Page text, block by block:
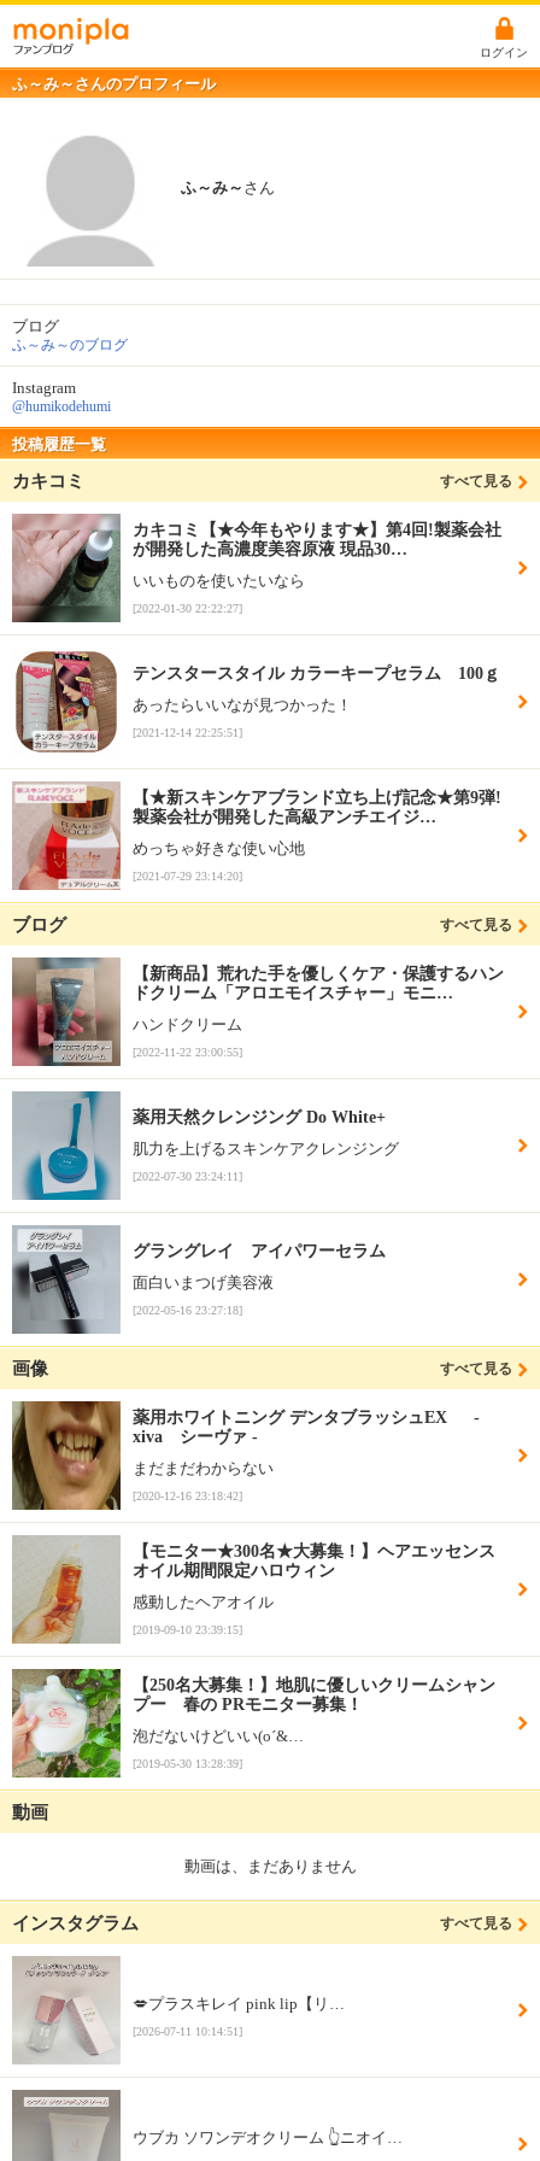
ログイン
ふ～み～さんのプロフィール
ふ～み～ さん
ブログ
ふ～み～のブログ
Instagram
@humikodehumi
投稿履歴一覧
カキコミ すべて見る
カキコミ【★今年もやります★】第4回!製薬会社
が開発した高濃度美容原液 現品30…
いいものを使いたいなら
[2022-01-30 22:22:27]
テンスタースタイル カラーキープセラム 100ｇ
あったらいいなが見つかった！
[2021-12-14 22:25:51]
【★新スキンケアブランド立ち上げ記念★第9弾!
製薬会社が開発した高級アンチエイジ…
めっちゃ好きな使い心地
[2021-07-29 23:14:20]
ブログ すべて見る
【新商品】荒れた手を優しくケア・保護するハン
ドクリーム「アロエモイスチャー」モニ…
ハンドクリーム
[2022-11-22 23:00:55]
薬用天然クレンジング Do White+
肌力を上げるスキンケアクレンジング
[2022-07-30 23:24:11]
グラングレイ アイパワーセラム
面白いまつげ美容液
[2022-05-16 23:27:18]
画像 すべて見る
薬用ホワイトニング デンタブラッシュEX -
xiva シーヴァ -
まだまだわからない
[2020-12-16 23:18:42]
【モニター★300名★大募集！】ヘアエッセンス
オイル期間限定ハロウィン
感動したヘアオイル
[2019-09-10 23:39:15]
【250名大募集！】地肌に優しいクリームシャン
プー 春の PRモニター募集！
泡だないけどいい(о´&…
[2019-05-30 13:28:39]
動画
動画は、まだありません
インスタグラム すべて見る
💋プラスキレイ pink lip【リ…
[2026-07-11 10:14:51]
ウブカ ソワンデオクリーム 👆ニオイ…